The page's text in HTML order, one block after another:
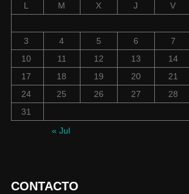
L
M X J V
3
4 5 6 7
10
11 12 13 14
17
18 19 20 21
24
25 26 27 28
31
« Jul
CONTACTO